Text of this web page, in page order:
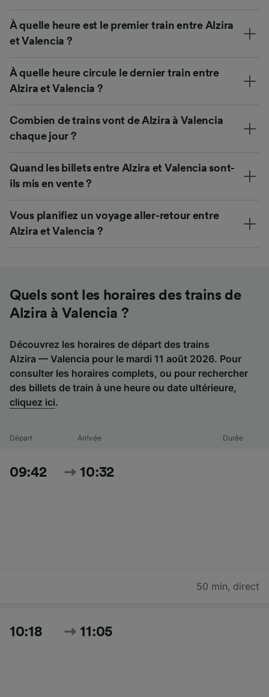
À quelle heure est le premier train entre Alzira
et Valencia ?
À quelle heure circule le dernier train entre
Alzira et Valencia ?
Combien de trains vont de Alzira à Valencia
chaque jour ?
Quand les billets entre Alzira et Valencia sont-
ils mis en vente ?
Vous planifiez un voyage aller-retour entre
Alzira et Valencia ?
Quels sont les horaires des trains de
Alzira à Valencia ?
Découvrez les horaires de départ des trains
Alzira — Valencia pour le mardi 11 août 2026. Pour
consulter les horaires complets, ou pour rechercher
des billets de train à une heure ou date ultérieure,
cliquez ici.
Départ Arrivée Durée
09:42 10:32
50 min, direct
10:18 11:05